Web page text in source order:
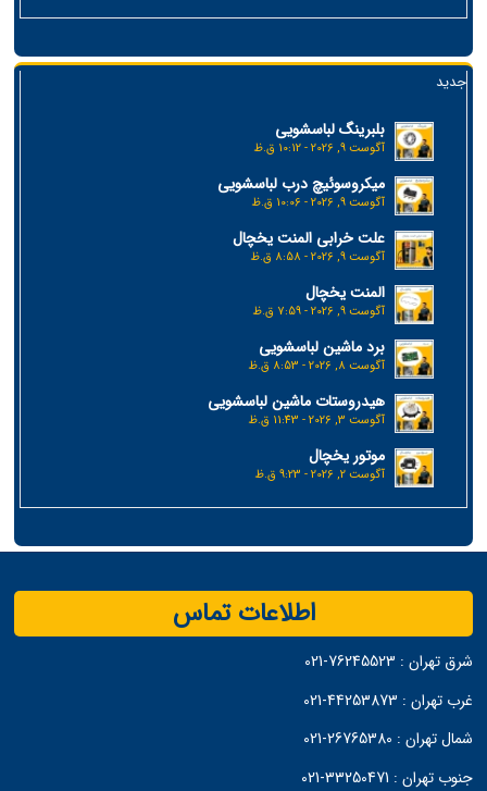
جدید
بلبرینگ لباسشویی
آگوست 9, 2026 - 10:12 ق.ظ
میکروسوئیچ درب لباسشویی
آگوست 9, 2026 - 10:06 ق.ظ
علت خرابی المنت یخچال
آگوست 9, 2026 - 8:58 ق.ظ
المنت یخچال
آگوست 9, 2026 - 7:59 ق.ظ
برد ماشین لباسشویی
آگوست 8, 2026 - 8:53 ق.ظ
هیدروستات ماشین لباسشویی
آگوست 3, 2026 - 11:43 ق.ظ
موتور یخچال
آگوست 2, 2026 - 9:23 ق.ظ
اطلاعات تماس
شرق تهران : 76245523-021
غرب تهران : 44253873-021
شمال تهران :
جنوب تهران : 33250471-021